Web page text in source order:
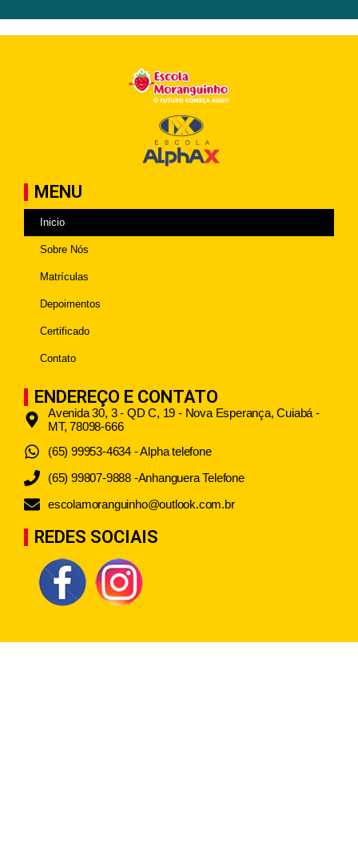
MENU
Inicio
Sobre Nós
Matrículas
Depoimentos
Certificado
Contato
ENDEREÇO E CONTATO
Avenida 30, 3 - QD C, 19 - Nova Esperança, Cuiabá -
MT, 78098-666
(65) 99953-4634 - Alpha telefone
(65) 99807-9888 -Anhanguera Telefone
escolamoranguinho@outlook.com.br
REDES SOCIAIS